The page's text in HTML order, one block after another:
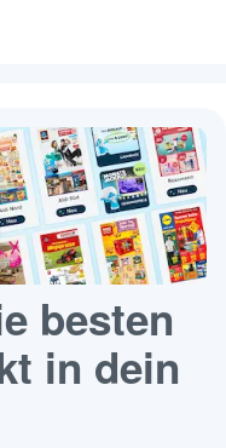
besten
in dein